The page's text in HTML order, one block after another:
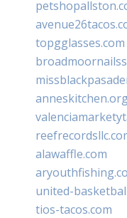
topgglasses.com
alawaffle.com
united-
tios-tacos.com